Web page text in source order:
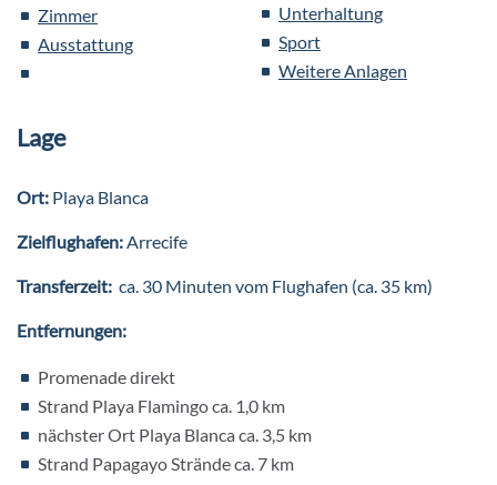
Zimmer
Ausstattung
Unterhaltung
Sport
Weitere Anlagen
Lage
Ort: Playa Blanca
Zielflughafen: Arrecife
Transferzeit: ca. 30 Minuten vom Flughafen (ca. 35 km)
Entfernungen:
Promenade direkt
Strand Playa Flamingo ca. 1,0 km
nächster Ort Playa Blanca ca. 3,5 km
Strand Papagayo Strände ca. 7 km